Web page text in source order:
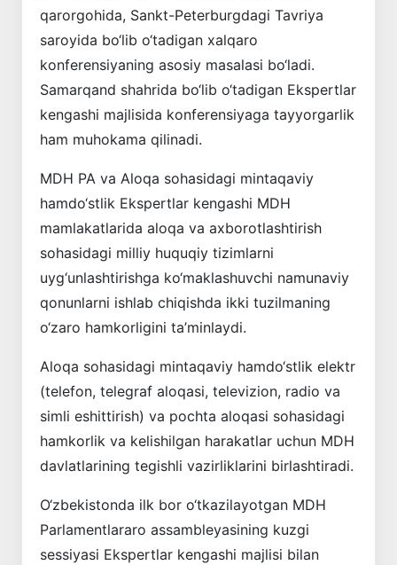
qarorgohida, Sankt-Peterburgdagi Tavriya
saroyida bo‘lib o‘tadigan xalqaro
konferensiyaning asosiy masalasi bo‘ladi.
Samarqand shahrida bo‘lib o‘tadigan Ekspertlar
kengashi majlisida konferensiyaga tayyorgarlik
ham muhokama qilinadi.
MDH PA va Aloqa sohasidagi mintaqaviy
hamdo‘stlik Ekspertlar kengashi MDH
mamlakatlarida aloqa va axborotlashtirish
sohasidagi milliy huquqiy tizimlarni
uyg‘unlashtirishga ko‘maklashuvchi namunaviy
qonunlarni ishlab chiqishda ikki tuzilmaning
o‘zaro hamkorligini ta’minlaydi.
Aloqa sohasidagi mintaqaviy hamdo‘stlik elektr
(telefon, telegraf aloqasi, televizion, radio va
simli eshittirish) va pochta aloqasi sohasidagi
hamkorlik va kelishilgan harakatlar uchun MDH
davlatlarining tegishli vazirliklarini birlashtiradi.
O‘zbekistonda ilk bor o‘tkazilayotgan MDH
Parlamentlararo assambleyasining kuzgi
sessiyasi Ekspertlar kengashi majlisi bilan